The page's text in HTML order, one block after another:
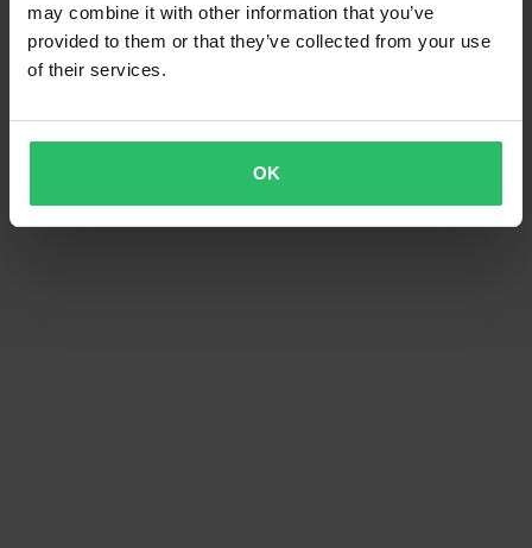
may combine it with other information that you’ve
provided to them or that they’ve collected from your use
of their services.
OK